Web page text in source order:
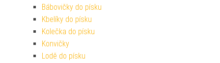
Bábovičky do písku
Kbelíky do písku
Kolečka do písku
Konvičky
Lodě do písku